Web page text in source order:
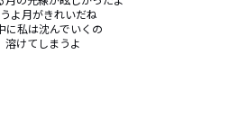
よ月がきれいだね
に私は沈んでいくの
溶けてしまうよ